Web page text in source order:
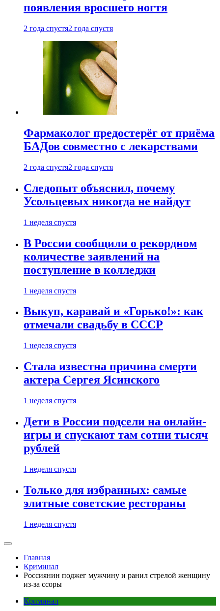
появления вросшего ногтя
2 года спустя2 года спустя
Фармаколог предостерёг от приёма
БАДов совместно с лекарствами
2 года спустя2 года спустя
Следопыт объяснил, почему
Усольцевых никогда не найдут
1 неделя спустя
В России сообщили о рекордном
количестве заявлений на
поступление в колледжи
1 неделя спустя
Выкуп, каравай и «Горько!»: как
отмечали свадьбу в СССР
1 неделя спустя
Стала известна причина смерти
актера Сергея Ясинского
1 неделя спустя
Дети в России подсели на онлайн-
игры и спускают там сотни тысяч
рублей
1 неделя спустя
Только для избранных: самые
элитные советские рестораны
1 неделя спустя
Главная
Криминал
Россиянин поджег мужчину и ранил стрелой женщину
из-за ссоры
Криминал